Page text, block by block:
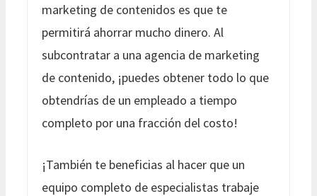
marketing de contenidos es que te
permitirá ahorrar mucho dinero. Al
subcontratar a una agencia de marketing
de contenido, ¡puedes obtener todo lo que
obtendrías de un empleado a tiempo
completo por una fracción del costo!
¡También te beneficias al hacer que un
equipo completo de especialistas trabaje